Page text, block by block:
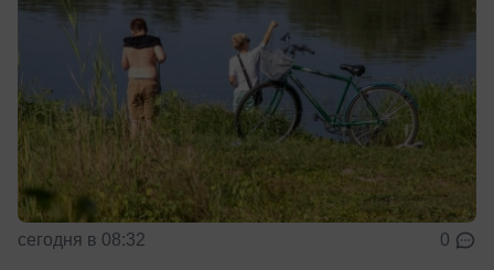
сегодня в 08:32 0